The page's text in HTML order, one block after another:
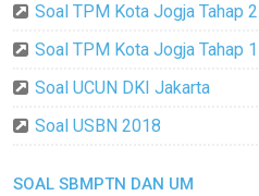
Soal TPM Kota Jogja Tahap 2
Soal TPM Kota Jogja Tahap 1
Soal UCUN DKI Jakarta
Soal USBN 2018
SOAL SBMPTN DAN UM